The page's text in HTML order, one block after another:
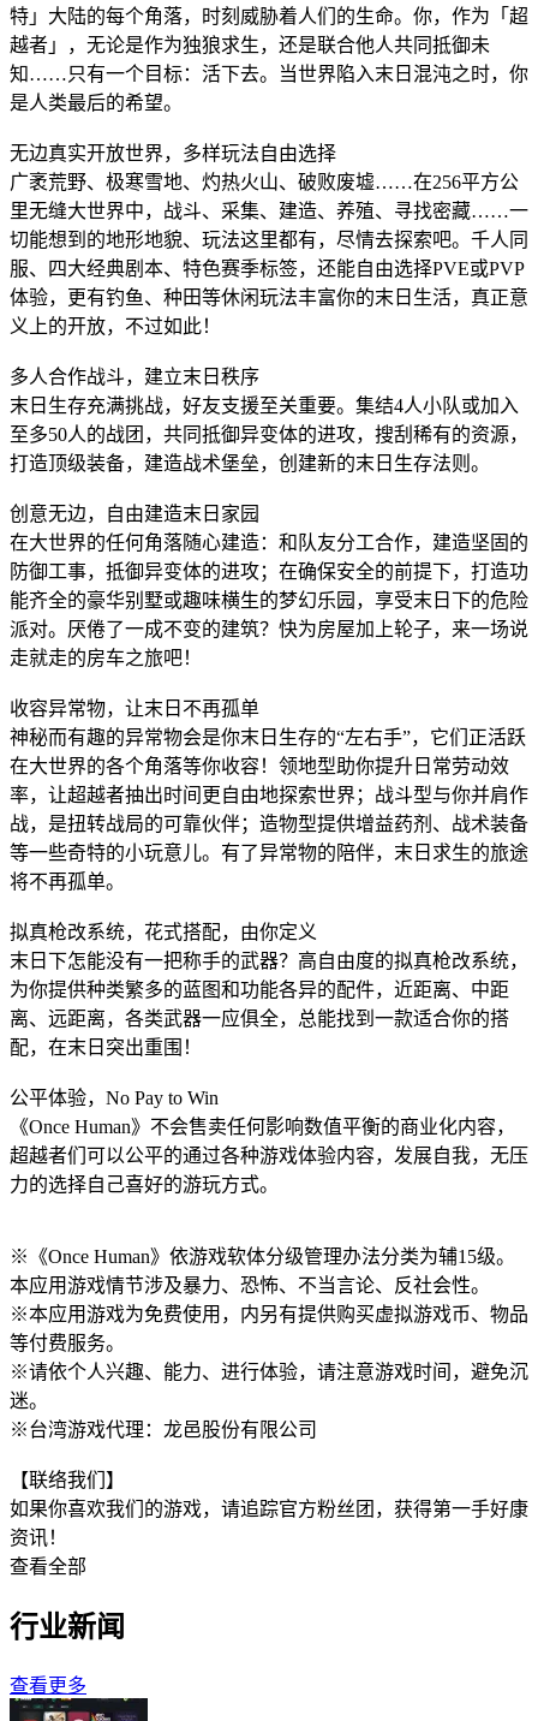
特」大陆的每个角落，时刻威胁着人们的生命。你，作为「超
越者」，无论是作为独狼求生，还是联合他人共同抵御未
知……只有一个目标：活下去。当世界陷入末日混沌之时，你
是人类最后的希望。
无边真实开放世界，多样玩法自由选择
广袤荒野、极寒雪地、灼热火山、破败废墟……在256平方公
里无缝大世界中，战斗、采集、建造、养殖、寻找密藏……一
切能想到的地形地貌、玩法这里都有，尽情去探索吧。千人同
服、四大经典剧本、特色赛季标签，还能自由选择PVE或PVP
体验，更有钓鱼、种田等休闲玩法丰富你的末日生活，真正意
义上的开放，不过如此！
多人合作战斗，建立末日秩序
末日生存充满挑战，好友支援至关重要。集结4人小队或加入
至多50人的战团，共同抵御异变体的进攻，搜刮稀有的资源，
打造顶级装备，建造战术堡垒，创建新的末日生存法则。
创意无边，自由建造末日家园
在大世界的任何角落随心建造：和队友分工合作，建造坚固的
防御工事，抵御异变体的进攻；在确保安全的前提下，打造功
能齐全的豪华别墅或趣味横生的梦幻乐园，享受末日下的危险
派对。厌倦了一成不变的建筑？快为房屋加上轮子，来一场说
走就走的房车之旅吧！
收容异常物，让末日不再孤单
神秘而有趣的异常物会是你末日生存的“左右手”，它们正活跃
在大世界的各个角落等你收容！领地型助你提升日常劳动效
率，让超越者抽出时间更自由地探索世界；战斗型与你并肩作
战，是扭转战局的可靠伙伴；造物型提供增益药剂、战术装备
等一些奇特的小玩意儿。有了异常物的陪伴，末日求生的旅途
将不再孤单。
拟真枪改系统，花式搭配，由你定义
末日下怎能没有一把称手的武器？高自由度的拟真枪改系统，
为你提供种类繁多的蓝图和功能各异的配件，近距离、中距
离、远距离，各类武器一应俱全，总能找到一款适合你的搭
配，在末日突出重围！
公平体验，No Pay to Win
《Once Human》不会售卖任何影响数值平衡的商业化内容，
超越者们可以公平的通过各种游戏体验内容，发展自我，无压
力的选择自己喜好的游玩方式。
※《Once Human》依游戏软体分级管理办法分类为辅15级。
本应用游戏情节涉及暴力、恐怖、不当言论、反社会性。
※本应用游戏为免费使用，内另有提供购买虚拟游戏币、物品
等付费服务。
※请依个人兴趣、能力、进行体验，请注意游戏时间，避免沉
迷。
※台湾游戏代理：龙邑股份有限公司
【联络我们】
如果你喜欢我们的游戏，请追踪官方粉丝团，获得第一手好康
资讯！
查看全部
行业新闻
查看更多